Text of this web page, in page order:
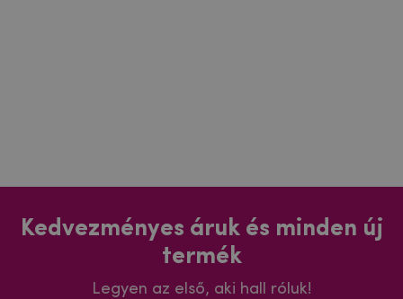
Kedvezményes áruk és minden új
termék
Legyen az első, aki hall róluk!